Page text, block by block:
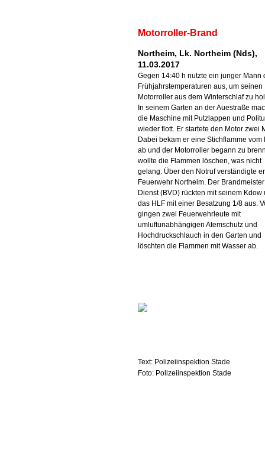
Motorroller-Brand
Northeim, Lk. Northeim (Nds),
11.03.2017
Gegen 14:40 h nutzte ein junger Mann
Frühjahrstemperaturen aus, um seinen
Motorroller aus dem Winterschlaf zu
In seinem Garten an der Auestraße
die Maschine mit Putzlappen und
wieder flott. Er startete den Motor zwei
Dabei bekam er eine Stichflamme vom
ab und der Motorroller begann zu
wollte die Flammen löschen, was nicht
gelang. Über den Notruf verständigte er
Feuerwehr Northeim. Der
Dienst (BVD) rückten mit seinem Kdow
das HLF mit einer Besatzung 1/8 aus.
gingen zwei Feuerwehrleute mit
umluftunabhängigen Atemschutz und
Hochdruckschlauch in den Garten und
löschten die Flammen mit Wasser ab.
Text: Polizeiinspektion Stade
Foto: Polizeiinspektion Stade